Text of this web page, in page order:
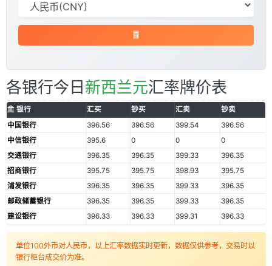
各银行今日 新西兰元汇率牌价表
银行 汇买 钞买 汇卖
钞卖
中国银行
396.56 396.56 399.54
396.56
中信银行
395.6 0 0
0
交通银行
396.35 396.35 399.33
396.35
招商银行
395.75 395.75 398.93
395.75
浦发银行
396.35 396.35 399.33
396.35
邮政储蓄银行
396.35 396.35 399.33
396.35
建设银行
396.33 396.33 399.31 396.33
单位100外币对人民币，以上汇率数据实时更新，数据仅供参考，交易时以
银行柜台成交价为准。